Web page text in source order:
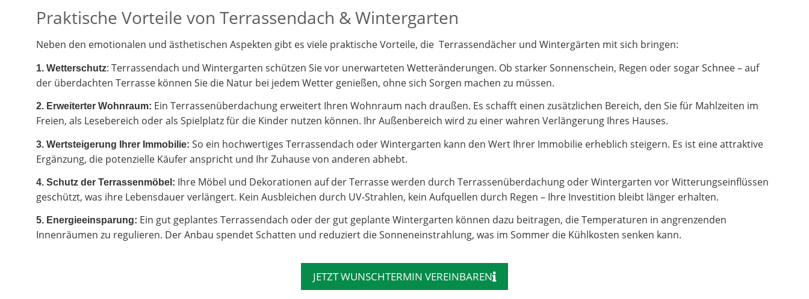
Praktische Vorteile von Terrassendach & Wintergarten
Neben den emotionalen und ästhetischen Aspekten gibt es viele praktische Vorteile, die Terrassendächer und Wintergärten mit sich bringen:
1. Wetterschutz: Terrassendach und Wintergarten schützen Sie vor unerwarteten Wetteränderungen. Ob starker Sonnenschein, Regen oder sogar Schnee – auf
der überdachten Terrasse können Sie die Natur bei jedem Wetter genießen, ohne sich Sorgen machen zu müssen.
2. Erweiterter Wohnraum: Ein Terrassenüberdachung erweitert Ihren Wohnraum nach draußen. Es schafft einen zusätzlichen Bereich, den Sie für Mahlzeiten im
Freien, als Lesebereich oder als Spielplatz für die Kinder nutzen können. Ihr Außenbereich wird zu einer wahren Verlängerung Ihres Hauses.
3. Wertsteigerung Ihrer Immobilie: So ein hochwertiges Terrassendach oder Wintergarten kann den Wert Ihrer Immobilie erheblich steigern. Es ist eine attraktive
Ergänzung, die potenzielle Käufer anspricht und Ihr Zuhause von anderen abhebt.
4. Schutz der Terrassenmöbel: Ihre Möbel und Dekorationen auf der Terrasse werden durch Terrassenüberdachung oder Wintergarten vor Witterungseinflüssen
geschützt, was ihre Lebensdauer verlängert. Kein Ausbleichen durch UV-Strahlen, kein Aufquellen durch Regen – Ihre Investition bleibt länger erhalten.
5. Energieeinsparung: Ein gut geplantes Terrassendach oder der gut geplante Wintergarten können dazu beitragen, die Temperaturen in angrenzenden
Innenräumen zu regulieren. Der Anbau spendet Schatten und reduziert die Sonneneinstrahlung, was im Sommer die Kühlkosten senken kann.
JETZT WUNSCHTERMIN VEREINBAREN